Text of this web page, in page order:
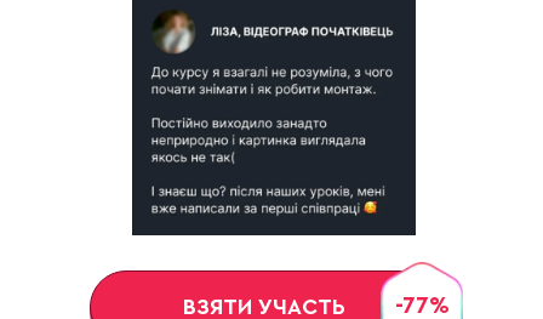
ВЗЯТИ УЧАСТЬ -77%